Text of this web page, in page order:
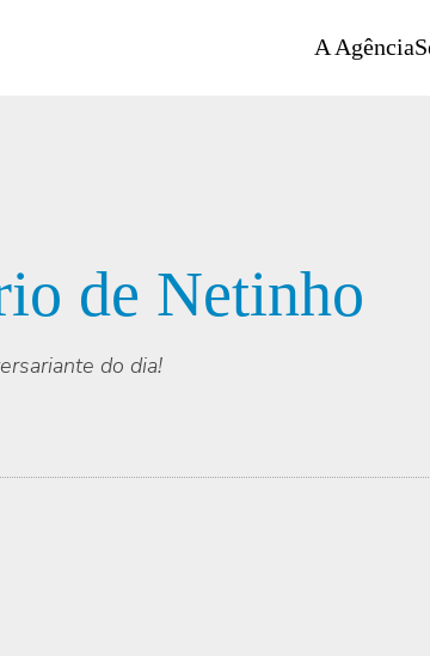
A Agência
de Netinho
do dia!